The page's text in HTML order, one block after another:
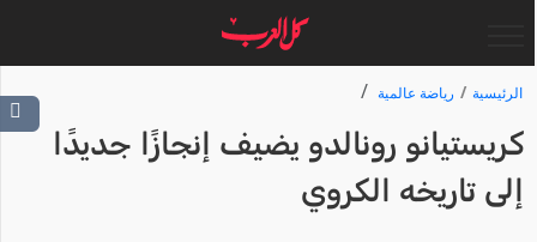
الرئيسية رياضة عالمية
كريستيانو رونالدو يضيف إنجازًا جديدًا
إلى تاريخه الكروي